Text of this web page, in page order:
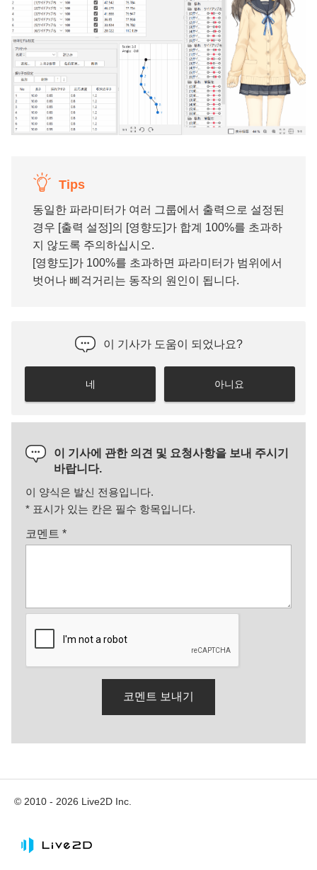
Tips
동일한 파라미터가 여러 그룹에서 출력으로 설정된
경우 [출력 설정]의 [영향도]가 합계 100%를 초과하
지 않도록 주의하십시오.
[영향도]가 100%를 초과하면 파라미터가 범위에서
벗어나 삐걱거리는 동작의 원인이 됩니다.
이 기사가 도움이 되었나요?
네 아니요
이 기사에 관한 의견 및 요청사항을 보내 주시기
바랍니다.
이 양식은 발신 전용입니다.
* 표시가 있는 칸은 필수 항목입니다.
코멘트 *
© 2010 - 2026 Live2D Inc.